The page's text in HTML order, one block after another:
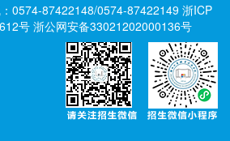
0574-87422148/0574-87422149 浙ICP
号 浙公网安备33021202000136号